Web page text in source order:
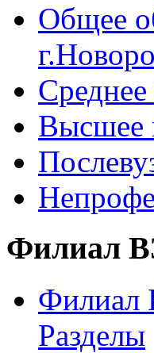
Общее
Высшее
Филиал
Филиал
Разделы